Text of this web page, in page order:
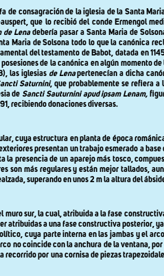
de consagración de la iglesia de la Santa
que lo recibió del conde Ermengol
de Lenadebería pasar a Santa Maria de
Maria de Solsona todo lo que la canónica
del testamento de Babot, datada en
de la canónica en algún momento
las iglesiasde Lenapertenecían a dicha
Saturnini, que probablemente se refiera
de Sancti Sauturnini apud ipsam Lenam,
recibiendo donaciones diversas.
cuya estructura en planta de época
presentan un trabajo esmerado a
presencia de un aparejo más tosco,
son más regulares y están mejor tallados,
superando en unos 2 m la altura del
muro sur, la cual, atribuida a la fase
atribuidas a una fase constructiva posterior,
cuya parte interna en las jambas y el
no coincide con la anchura de la ventana,
por una cornisa de piezas